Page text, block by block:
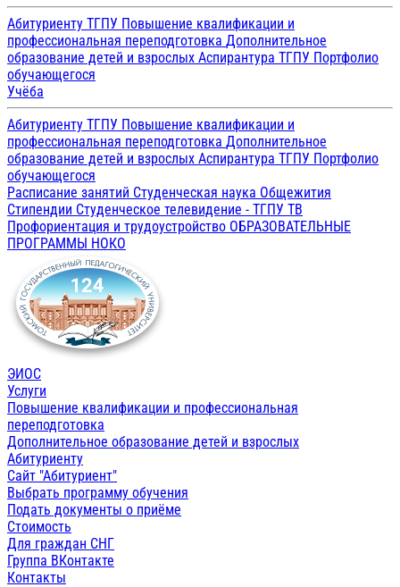
Абитуриенту ТГПУ Повышение квалификации и
профессиональная переподготовка Дополнительное
образование детей и взрослых Аспирантура ТГПУ Портфолио
обучающегося
Учёба
Абитуриенту ТГПУ Повышение квалификации и
профессиональная переподготовка Дополнительное
образование детей и взрослых Аспирантура ТГПУ Портфолио
обучающегося
Расписание занятий Студенческая наука Общежития
Стипендии Студенческое телевидение - ТГПУ ТВ
Профориентация и трудоустройство ОБРАЗОВАТЕЛЬНЫЕ
ПРОГРАММЫ НОКО
ЭИОС
Услуги
Повышение квалификации и профессиональная
переподготовка
Дополнительное образование детей и взрослых
Абитуриенту
Сайт "Абитуриент"
Выбрать программу обучения
Подать документы о приёме
Стоимость
Для граждан СНГ
Группа ВКонтакте
Контакты